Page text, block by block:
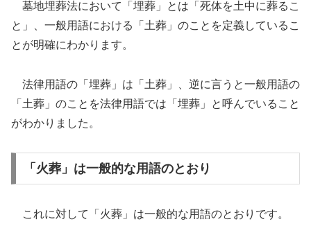
墓地埋葬法において「埋葬」とは「死体を土中に葬るこ
と」、一般用語における「土葬」のことを定義しているこ
とが明確にわかります。
法律用語の「埋葬」は「土葬」、逆に言うと一般用語の
「土葬」のことを法律用語では「埋葬」と呼んでいること
がわかりました。
「火葬」は一般的な用語のとおり
これに対して「火葬」は一般的な用語のとおりです。